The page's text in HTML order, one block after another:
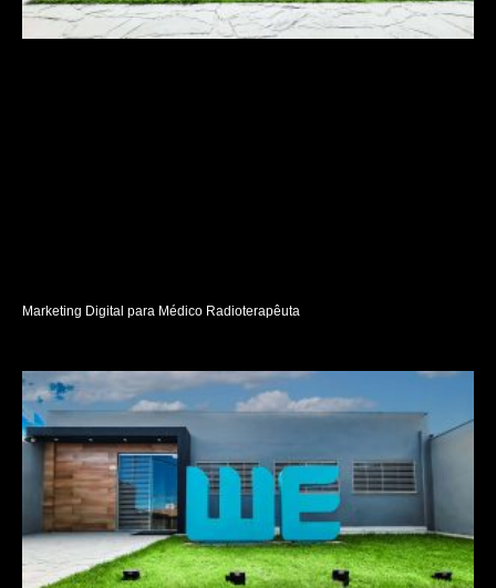
Marketing Digital para Médico Radioterapêuta